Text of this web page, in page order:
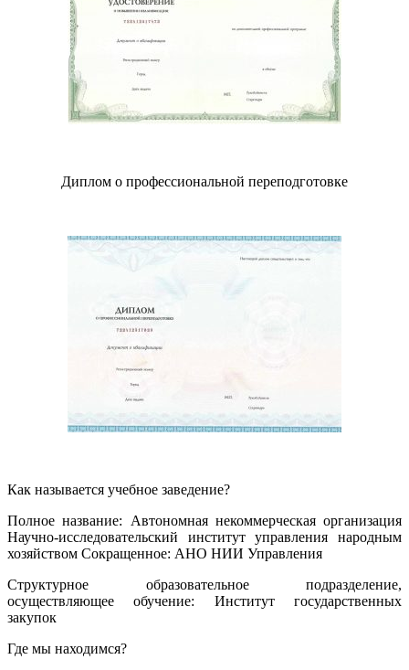
Диплом о профессиональной переподготовке
Как называется учебное заведение?
Полное название: Автономная некоммерческая организация
Научно-исследовательский институт управления народным
хозяйством Сокращенное: АНО НИИ Управления
Структурное образовательное подразделение,
осуществляющее обучение: Институт государственных
закупок
Где мы находимся?